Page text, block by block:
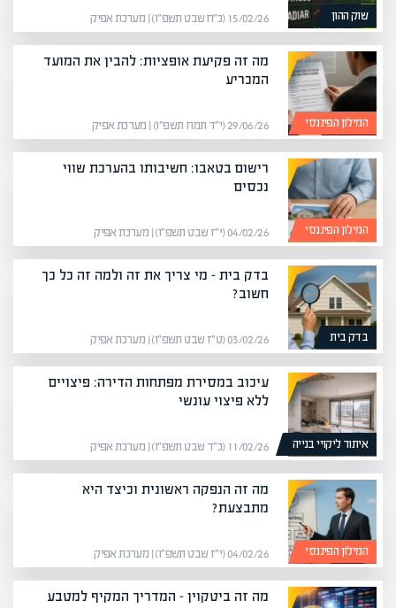
שוק ההון 15/02/26 (כ״ח שבט תשפ״ו) | מערכת אפיק
המילון הפיננסי
מה זה פקיעת אופציות: להבין את המועד
המכריע
29/06/26 (י״ד תמוז תשפ״ו) | מערכת אפיק
המילון הפיננסי
רישום בטאבו: חשיבותו בהערכת שווי
נכסים
04/02/26 (י״ז שבט תשפ״ו) | מערכת אפיק
בדק בית
בדק בית – מי צריך את זה ולמה זה כל כך
חשוב?
03/02/26 (ט״ז שבט תשפ״ו) | מערכת אפיק
איתור ליקויי בנייה
עיכוב במסירת מפתחות הדירה: פיצויים
ללא פיצוי עונשי
11/02/26 (כ״ד שבט תשפ״ו) | מערכת אפיק
המילון הפיננסי
מה זה הנפקה ראשונית וכיצד היא
מתבצעת?
04/02/26 (י״ז שבט תשפ״ו) | מערכת אפיק
מה זה ביטקוין – המדריך המקיף למטבע